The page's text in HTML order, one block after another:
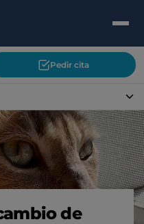
Pedir cita
de